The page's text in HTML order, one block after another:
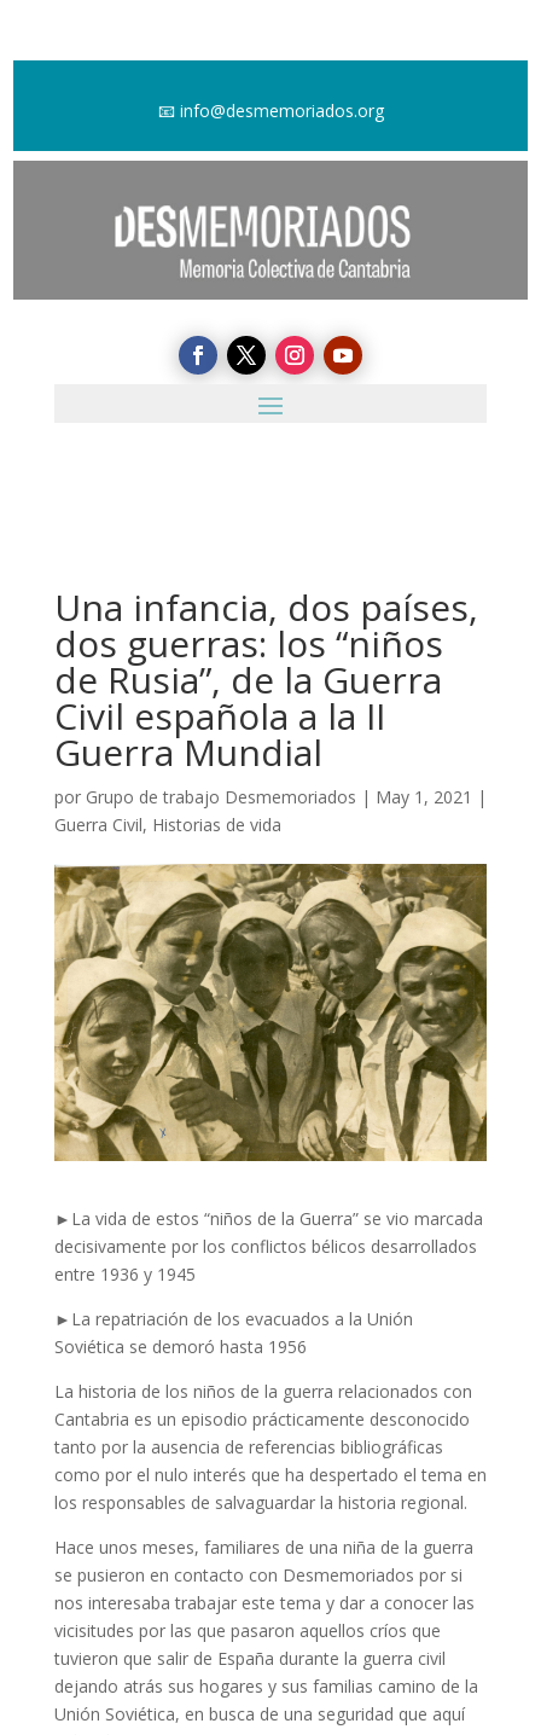
📧 info@desmemoriados.org
Una infancia, dos países,
dos guerras: los “niños
de Rusia”, de la Guerra
Civil española a la II
Guerra Mundial
por Grupo de trabajo Desmemoriados | May 1, 2021 |
Guerra Civil, Historias de vida
►La vida de estos “niños de la Guerra” se vio marcada
decisivamente por los conflictos bélicos desarrollados
entre 1936 y 1945
►La repatriación de los evacuados a la Unión
Soviética se demoró hasta 1956
La historia de los niños de la guerra relacionados con
Cantabria es un episodio prácticamente desconocido
tanto por la ausencia de referencias bibliográficas
como por el nulo interés que ha despertado el tema en
los responsables de salvaguardar la historia regional.
Hace unos meses, familiares de una niña de la guerra
se pusieron en contacto con Desmemoriados por si
nos interesaba trabajar este tema y dar a conocer las
vicisitudes por las que pasaron aquellos críos que
tuvieron que salir de España durante la guerra civil
dejando atrás sus hogares y sus familias camino de la
Unión Soviética, en busca de una seguridad que aquí